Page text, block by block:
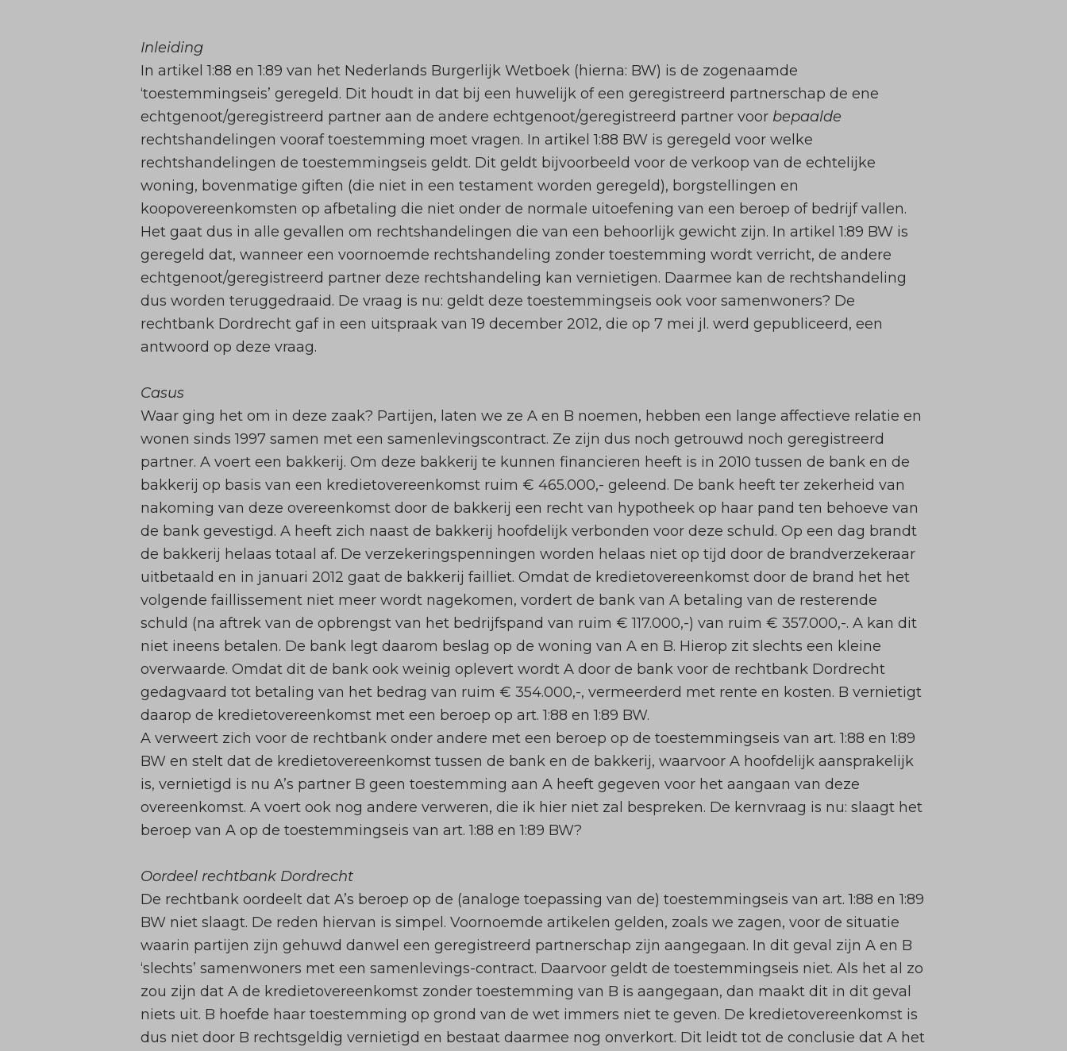
Inleiding
In artikel 1:88 en 1:89 van het Nederlands Burgerlijk Wetboek (hierna: BW) is de zogenaamde
‘toestemmingseis’ geregeld. Dit houdt in dat bij een huwelijk of een geregistreerd partnerschap de ene
echtgenoot/geregistreerd partner aan de andere echtgenoot/geregistreerd partner voor bepaalde
rechtshandelingen vooraf toestemming moet vragen. In artikel 1:88 BW is geregeld voor welke
rechtshandelingen de toestemmingseis geldt. Dit geldt bijvoorbeeld voor de verkoop van de echtelijke
woning, bovenmatige giften (die niet in een testament worden geregeld), borgstellingen en
koopovereenkomsten op afbetaling die niet onder de normale uitoefening van een beroep of bedrijf vallen.
Het gaat dus in alle gevallen om rechtshandelingen die van een behoorlijk gewicht zijn. In artikel 1:89 BW is
geregeld dat, wanneer een voornoemde rechtshandeling zonder toestemming wordt verricht, de andere
echtgenoot/geregistreerd partner deze rechtshandeling kan vernietigen. Daarmee kan de rechtshandeling
dus worden teruggedraaid. De vraag is nu: geldt deze toestemmingseis ook voor samenwoners? De
rechtbank Dordrecht gaf in een uitspraak van 19 december 2012, die op 7 mei jl. werd gepubliceerd, een
antwoord op deze vraag.
Casus
Waar ging het om in deze zaak? Partijen, laten we ze A en B noemen, hebben een lange affectieve relatie en
wonen sinds 1997 samen met een samenlevingscontract. Ze zijn dus noch getrouwd noch geregistreerd
partner. A voert een bakkerij. Om deze bakkerij te kunnen financieren heeft is in 2010 tussen de bank en de
bakkerij op basis van een kredietovereenkomst ruim € 465.000,- geleend. De bank heeft ter zekerheid van
nakoming van deze overeenkomst door de bakkerij een recht van hypotheek op haar pand ten behoeve van
de bank gevestigd. A heeft zich naast de bakkerij hoofdelijk verbonden voor deze schuld. Op een dag brandt
de bakkerij helaas totaal af. De verzekeringspenningen worden helaas niet op tijd door de brandverzekeraar
uitbetaald en in januari 2012 gaat de bakkerij failliet. Omdat de kredietovereenkomst door de brand het het
volgende faillissement niet meer wordt nagekomen, vordert de bank van A betaling van de resterende
schuld (na aftrek van de opbrengst van het bedrijfspand van ruim € 117.000,-) van ruim € 357.000,-. A kan dit
niet ineens betalen. De bank legt daarom beslag op de woning van A en B. Hierop zit slechts een kleine
overwaarde. Omdat dit de bank ook weinig oplevert wordt A door de bank voor de rechtbank Dordrecht
gedagvaard tot betaling van het bedrag van ruim € 354.000,-, vermeerderd met rente en kosten. B vernietigt
daarop de kredietovereenkomst met een beroep op art. 1:88 en 1:89 BW.
A verweert zich voor de rechtbank onder andere met een beroep op de toestemmingseis van art. 1:88 en 1:89
BW en stelt dat de kredietovereenkomst tussen de bank en de bakkerij, waarvoor A hoofdelijk aansprakelijk
is, vernietigd is nu A’s partner B geen toestemming aan A heeft gegeven voor het aangaan van deze
overeenkomst. A voert ook nog andere verweren, die ik hier niet zal bespreken. De kernvraag is nu: slaagt het
beroep van A op de toestemmingseis van art. 1:88 en 1:89 BW?
Oordeel rechtbank Dordrecht
De rechtbank oordeelt dat A’s beroep op de (analoge toepassing van de) toestemmingseis van art. 1:88 en 1:89
BW niet slaagt. De reden hiervan is simpel. Voornoemde artikelen gelden, zoals we zagen, voor de situatie
waarin partijen zijn gehuwd danwel een geregistreerd partnerschap zijn aangegaan. In dit geval zijn A en B
‘slechts’ samenwoners met een samenlevings-contract. Daarvoor geldt de toestemmingseis niet. Als het al zo
zou zijn dat A de kredietovereenkomst zonder toestemming van B is aangegaan, dan maakt dit in dit geval
niets uit. B hoefde haar toestemming op grond van de wet immers niet te geven. De kredietovereenkomst is
dus niet door B rechtsgeldig vernietigd en bestaat daarmee nog onverkort. Dit leidt tot de conclusie dat A het